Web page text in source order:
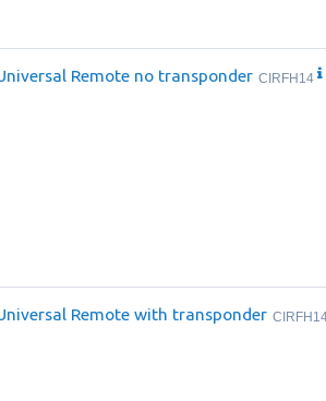
Remote no transponder CIRFH14
Remote with transponder